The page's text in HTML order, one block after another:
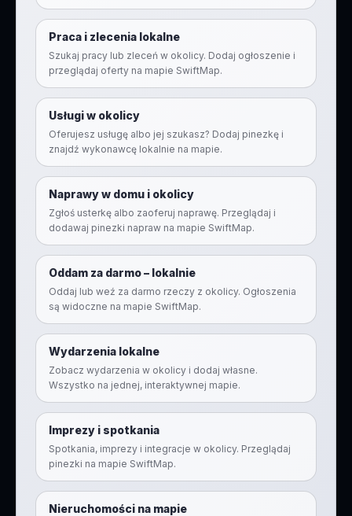
Praca i zlecenia lokalne
Szukaj pracy lub zleceń w okolicy. Dodaj ogłoszenie i
przeglądaj oferty na mapie SwiftMap.
Usługi w okolicy
Oferujesz usługę albo jej szukasz? Dodaj pinezkę i
znajdź wykonawcę lokalnie na mapie.
Naprawy w domu i okolicy
Zgłoś usterkę albo zaoferuj naprawę. Przeglądaj i
dodawaj pinezki napraw na mapie SwiftMap.
Oddam za darmo – lokalnie
Oddaj lub weź za darmo rzeczy z okolicy. Ogłoszenia
są widoczne na mapie SwiftMap.
Wydarzenia lokalne
Zobacz wydarzenia w okolicy i dodaj własne.
Wszystko na jednej, interaktywnej mapie.
Imprezy i spotkania
Spotkania, imprezy i integracje w okolicy. Przeglądaj
pinezki na mapie SwiftMap.
Nieruchomości na mapie